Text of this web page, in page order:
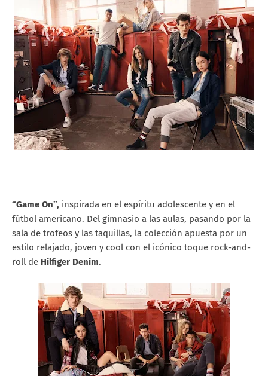
“Game On”, inspirada en el espíritu adolescente y en el
fútbol americano. Del gimnasio a las aulas, pasando por la
sala de trofeos y las taquillas, la colección apuesta por un
estilo relajado, joven y cool con el icónico toque rock-and-
roll de Hilfiger Denim.